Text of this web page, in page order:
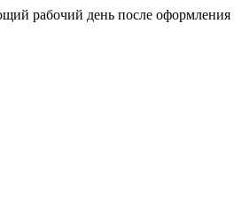
рабочий день после